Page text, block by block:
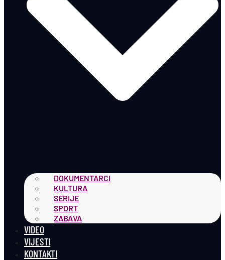
DOKUMENTARCI
KULTURA
SERIJE
SPORT
ZABAVA
VIDEO
VIJESTI
KONTAKTI